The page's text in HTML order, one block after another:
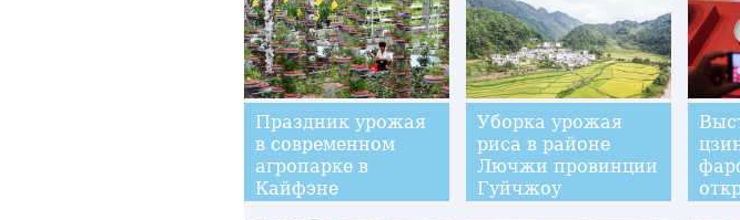
Праздник урожая
в современном
агропарке в
Кайфэне
Уборка урожая
риса в районе
Лючжи провинции
Гуйчжоу